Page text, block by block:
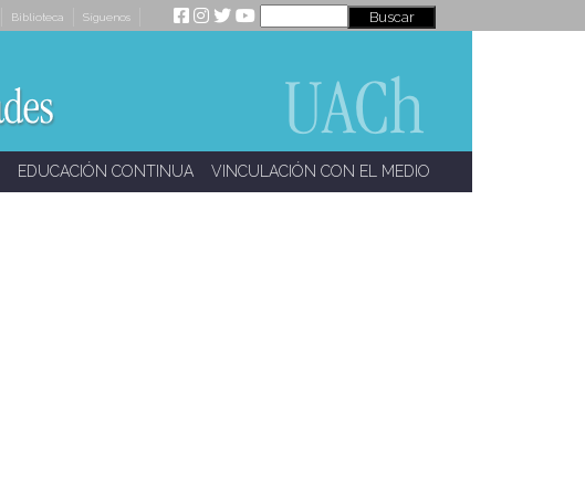
Biblioteca Síguenos
EDUCACIÓN CONTINUA VINCULACIÓN CON EL MEDIO